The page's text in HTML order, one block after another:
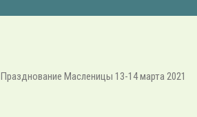
Празднование Масленицы 13-14 марта 2021